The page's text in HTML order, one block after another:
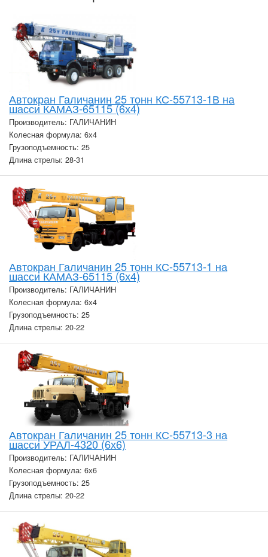
Автокран Галичанин 25 тонн КС-55713-1В на
шасси КАМАЗ-65115 (6х4)
Производитель: ГАЛИЧАНИН
Колесная формула: 6х4
Грузоподъемность: 25
Длина стрелы: 28-31
Автокран Галичанин 25 тонн КС-55713-1 на
шасси КАМАЗ-65115 (6х4)
Производитель: ГАЛИЧАНИН
Колесная формула: 6х4
Грузоподъемность: 25
Длина стрелы: 20-22
Автокран Галичанин 25 тонн КС-55713-3 на
шасси УРАЛ-4320 (6х6)
Производитель: ГАЛИЧАНИН
Колесная формула: 6х6
Грузоподъемность: 25
Длина стрелы: 20-22